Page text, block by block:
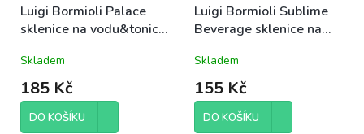
Luigi Bormioli Palace
sklenice na vodu&tonic
Skladem
185 Kč
DO KOŠÍKU
Luigi Bormioli Sublime
Beverage sklenice na
(11560)
Skladem
155 Kč
DO KOŠÍKU